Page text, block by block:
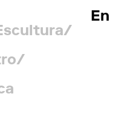
En